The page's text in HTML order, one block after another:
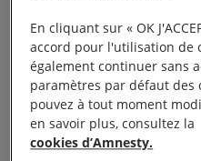
« Les gouvernements de
montrer à la hauteur de
internationales en
sont notamment de
promouvoir et de réaliser
qui prennent position
En cliquant sur « OK
accord pour l'utilisation de
également continuer sans
paramètres par défaut des
pouvez à tout moment
en savoir plus, consultez la
cookies d’Amnesty.